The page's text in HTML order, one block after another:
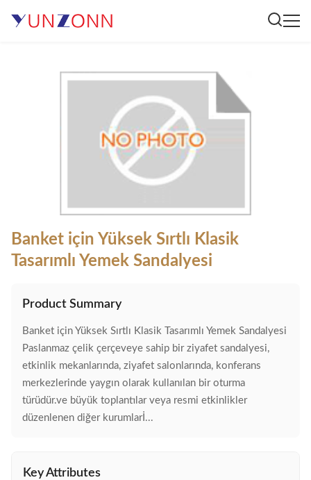
Banket için Yüksek Sırtlı Klasik
Tasarımlı Yemek Sandalyesi
Product Summary
Banket için Yüksek Sırtlı Klasik Tasarımlı Yemek Sandalyesi
Paslanmaz çelik çerçeveye sahip bir ziyafet sandalyesi,
etkinlik mekanlarında, ziyafet salonlarında, konferans
merkezlerinde yaygın olarak kullanılan bir oturma
türüdür.ve büyük toplantılar veya resmi etkinlikler
düzenlenen diğer kurumlarİ...
Key Attributes